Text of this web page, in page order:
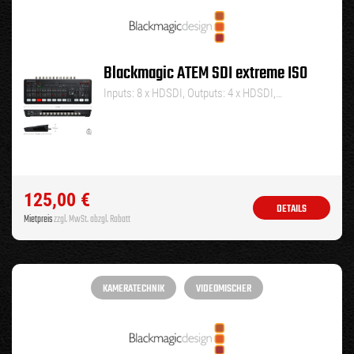
Blackmagic ATEM SDI extreme ISO
Inputs: 8 x HDSDI, Outputs: 4 x HDSDI,…
125,00 €
Mietpreiszzgl. MwSt. abzgl. Rabatt
DETAILS
KAMERATECHNIK VIDEOMISCHER